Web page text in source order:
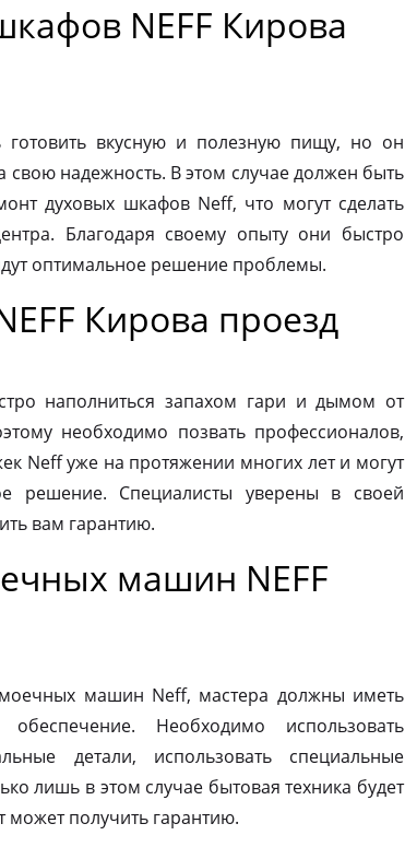
NEFF Кирова
вкусную и полезную пищу, но он
свою надежность. В этом случае должен быть
духовых шкафов Neff, что могут сделать
Благодаря своему опыту они быстро
оптимальное решение проблемы.
Кирова проезд
наполниться запахом гари и дымом от
необходимо позвать профессионалов,
Neff уже на протяжении многих лет и могут
решение. Специалисты уверены в своей
вам гарантию.
машин NEFF
машин Neff, мастера должны иметь
Необходимо использовать
детали, использовать специальные
лишь в этом случае бытовая техника будет
может получить гарантию.